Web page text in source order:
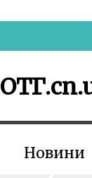
Новини